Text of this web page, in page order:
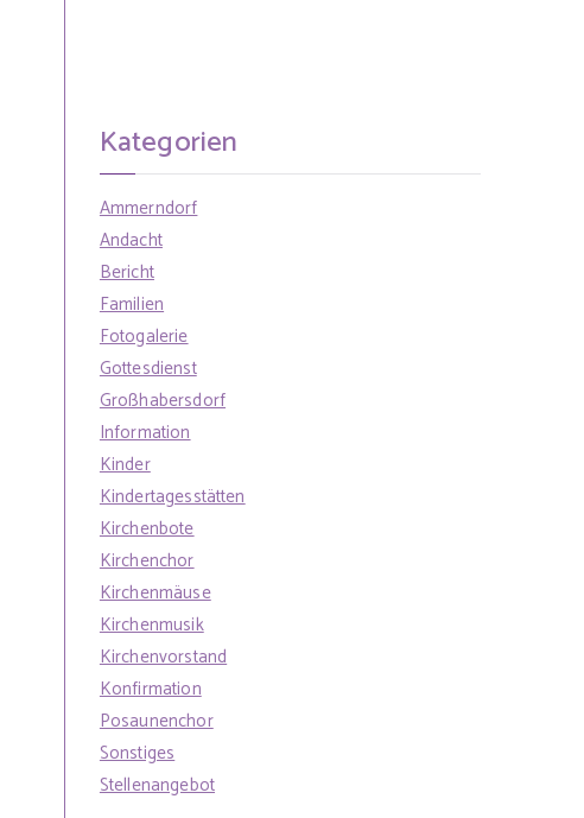
Kategorien
Ammerndorf
Andacht
Bericht
Familien
Fotogalerie
Gottesdienst
Großhabersdorf
Information
Kinder
Kindertagesstätten
Kirchenbote
Kirchenchor
Kirchenmäuse
Kirchenmusik
Kirchenvorstand
Konfirmation
Posaunenchor
Sonstiges
Stellenangebot